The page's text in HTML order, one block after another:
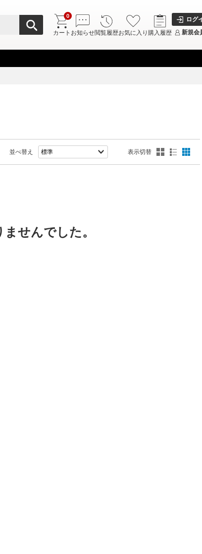
0
カート お知らせ閲覧履歴お気に入り 購入履歴
ログ
新規会
並べ替え 表示切替
せんでした。